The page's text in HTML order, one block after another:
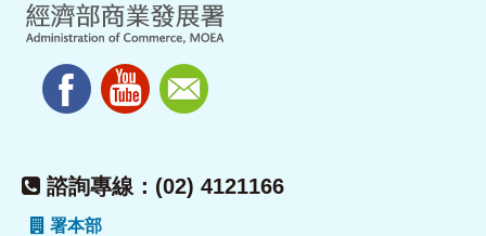
諮詢專線：(02) 4121166
署本部